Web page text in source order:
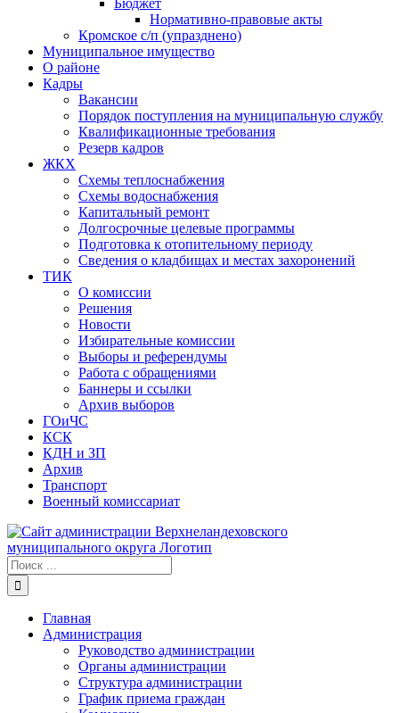
Бюджет
Нормативно-правовые акты
Кромское с/п (упразднено)
Муниципальное имущество
О районе
Кадры
Вакансии
Порядок поступления на муниципальную службу
Квалификационные требования
Резерв кадров
ЖКХ
Схемы теплоснабжения
Схемы водоснабжения
Капитальный ремонт
Долгосрочные целевые программы
Подготовка к отопительному периоду
Сведения о кладбищах и местах захоронений
ТИК
О комиссии
Решения
Новости
Избирательные комиссии
Выборы и референдумы
Работа с обращениями
Баннеры и ссылки
Архив выборов
ГОиЧС
КСК
КДН и ЗП
Архив
Транспорт
Военный комиссариат
Результат
поиска:
Главная
Администрация
Руководство администрации
Органы администрации
Структура администрации
График приема граждан